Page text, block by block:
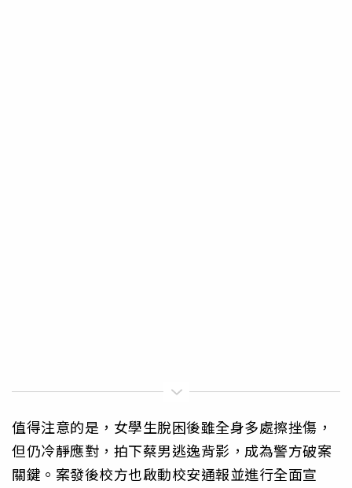
值得注意的是，女學生脫困後雖全身多處擦挫傷，
但仍冷靜應對，拍下蔡男逃逸背影，成為警方破案
關鍵。案發後校方也啟動校安通報並進行全面宣